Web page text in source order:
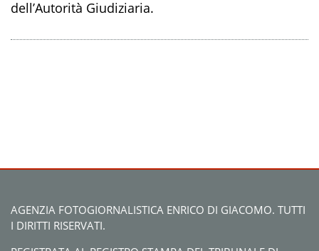
dell’Autorità Giudiziaria.
AGENZIA FOTOGIORNALISTICA ENRICO DI GIACOMO. TUTTI
I DIRITTI RISERVATI.